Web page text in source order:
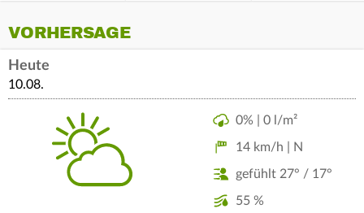
VORHERSAGE
Heute
10.08.
0% | 0 l/m²
14 km/h | N
gefühlt 27° / 17°
55 %